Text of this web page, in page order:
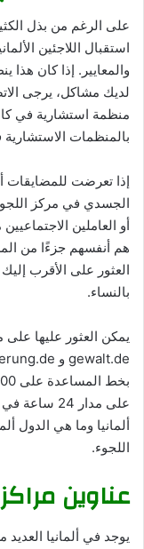
على الرغم من بذل
استقبال اللاجئين
والمعايير. إذا كان
منظمة استشارية في
بالمنظمات الاستشارية
إذا تعرضت للمضايقات
الجسدي في مركز اللجوء
أو العاملين
هم أنفسهم جزءًا من
العثور على الأقرب
بالنساء.
على مدار
ألمانيا وما هي الدول
اللجوء.
عناوين
يوجد في ألمانيا